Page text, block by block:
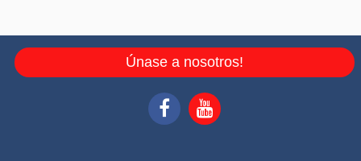
Únase a nosotros!